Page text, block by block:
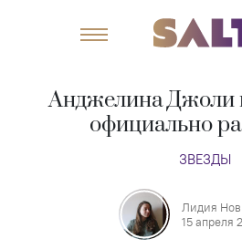
Анджелина Джоли
официально
ЗВЕЗДЫ
Лидия
15 апреля